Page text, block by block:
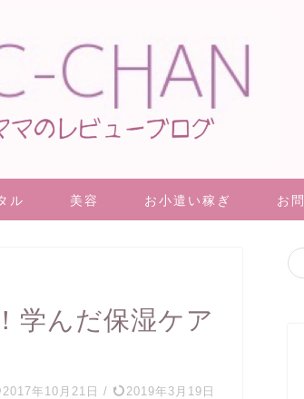
ル 美容 お小遣い稼ぎ お
学んだ保湿ケア
2017年10月21日 / 2019年3月19日